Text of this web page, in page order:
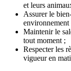
et leurs
Assurer le
environnement
Maintenir le
tout moment ;
Respecter les
vigueur en